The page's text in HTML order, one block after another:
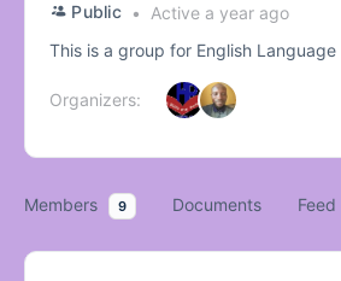
Public
Active a year ago
This is a group for English
Organizers:
Members 9 Documents Feed